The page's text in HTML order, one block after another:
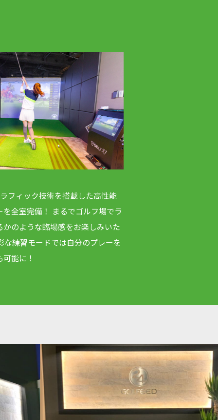
フィック技術を搭載した高性能
を全室完備！ まるでゴルフ場でラ
かのような臨場感をお楽しみいた
な練習モードでは自分のプレーを
能に！